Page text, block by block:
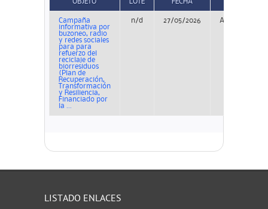
Campaña
informativa por
buzoneo, radio
y redes sociales
para para
refuerzo del
reciclaje de
biorresiduos
(Plan de
Recuperación,
Transformación
y Resiliencia,
Financiado por
la ...
n/d 27/05/2026 Adjudicación
LISTADO ENLACES